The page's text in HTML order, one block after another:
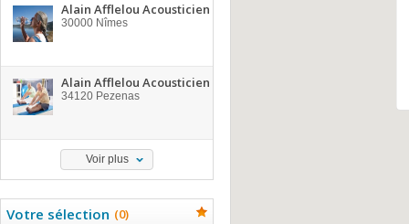
Alain Afflelou Acousticien
30000 Nîmes
Alain Afflelou Acousticien
34120 Pezenas
Voir plus
Votre sélection (0)